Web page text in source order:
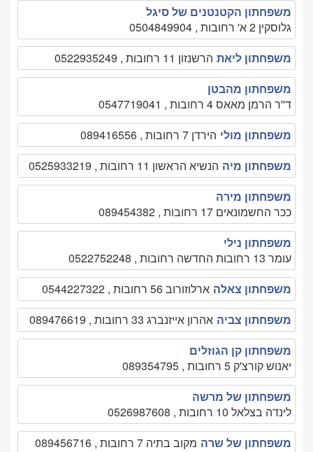
משפחתון הקטנטנים של סיגל
גלוסקין 2 א' רחובות , 0504849904
משפחתון ליאת הרשנזון 11 רחובות , 0522935249
משפחתון מהבטן
ד''ר הרמן מאאס 4 רחובות , 0547719041
משפחתון מולי הירדן 7 רחובות , 089416556
משפחתון מיה הנשיא הראשון 11 רחובות , 0525933219
משפחתון מירה
ככר החשמונאים 17 רחובות , 089454382
משפחתון נילי
עומר 13 רחובות החדשה רחובות , 0522752248
משפחתון צאלה ארלוזורוב 56 רחובות , 0544227322
משפחתון צביה אהרון אייזנברג 33 רחובות , 089476619
משפחתון קן הגוזלים
יאנוש קורצ'ק 5 רחובות , 089354795
משפחתון של מרשה
לינדה בצלאל 10 רחובות , 0526987608
משפחתון של שרה מקוב בתיה 7 רחובות , 089456716